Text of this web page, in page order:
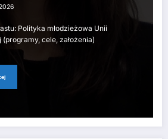
Polityka młodzieżowa Unii
(programy, cele, założenia)